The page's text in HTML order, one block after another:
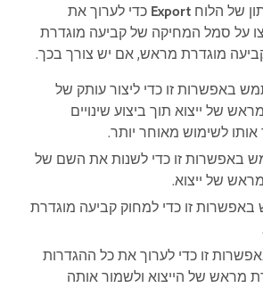
של הלוח Export כדי לערוך את
על סמל המחיקה של קביעה מוגדרת
מוגדרת מראש, אם יש צורך בכך.
באפשרות זו כדי ליצור עותק של
של ייצוא תוך ביצוע שינויים
אותו לשימוש מאוחר יותר.
באפשרות זו כדי לשנות את השם של
של ייצוא.
זו כדי למחוק קביעה מוגדרת
זו כדי לערוך את כל ההגדרות
מראש של הייצוא ולשמור אותה